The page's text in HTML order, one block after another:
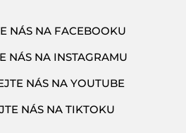
NÁS NA FACEBOOKU
NÁS NA INSTAGRAMU
NÁS NA YOUTUBE
NÁS NA TIKTOKU